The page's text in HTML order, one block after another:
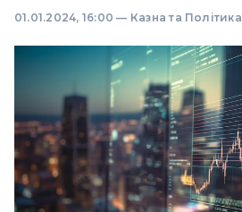
01.01.2024, 16:00 — Казна та Політика